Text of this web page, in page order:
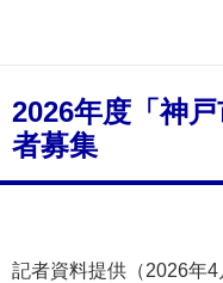
2026年度「神
者募集
記者資料提供（2026年4